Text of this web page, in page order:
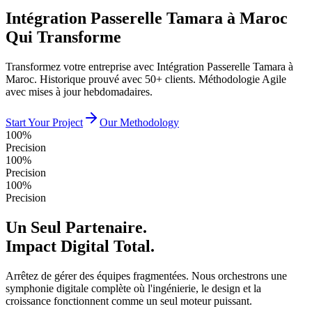
Intégration Passerelle Tamara à Maroc
Qui Transforme
Transformez votre entreprise avec Intégration Passerelle Tamara à
Maroc. Historique prouvé avec 50+ clients. Méthodologie Agile
avec mises à jour hebdomadaires.
Start Your Project
Our Methodology
100%
Precision
100%
Precision
100%
Precision
Un Seul Partenaire.
Impact Digital Total.
Arrêtez de gérer des équipes fragmentées. Nous orchestrons une
symphonie digitale complète où l'ingénierie, le design et la
croissance fonctionnent comme un seul moteur puissant.